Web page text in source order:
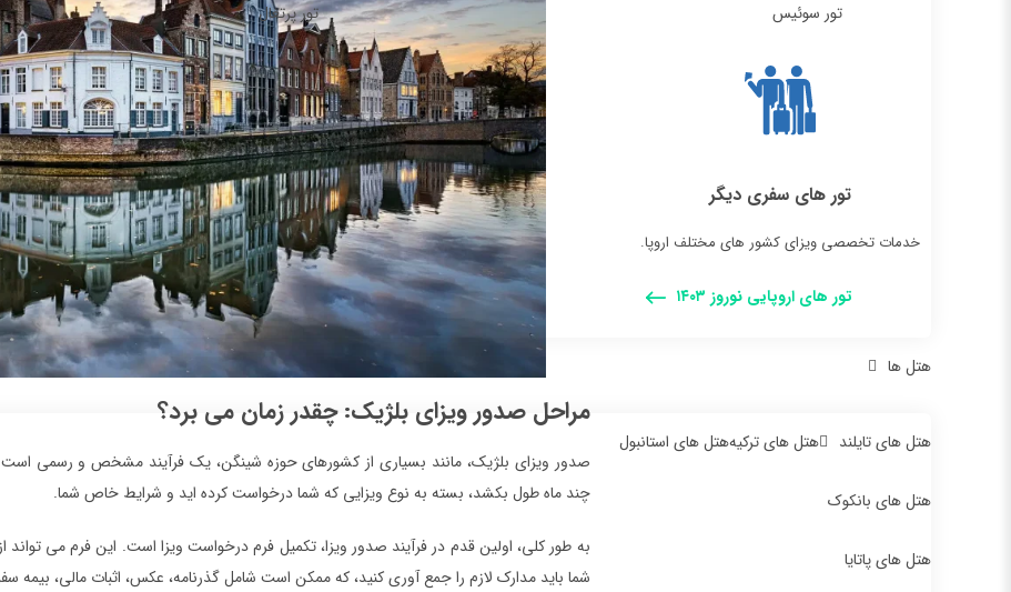
تور سوئیس تور پرتغال
تور های سفری دیگر
خدمات تخصصی ویزای کشور های مختلف اروپا.
تور های اروپایی نوروز ۱۴۰۳
هتل ها
هتل های تایلند
هتل های بانکوک
هتل های پاتایا
هتل های ترکیههتل های استانبول
مراحل صدور ویزای بلژیک: چقدر زمان می برد؟
صدور ویزای بلژیک، مانند بسیاری از کشورهای حوزه شینگن، یک فرآیند مشخص و رسمی است
چند ماه طول بکشد، بسته به نوع ویزایی که شما درخواست کرده اید و شرایط خاص شما.
به طور کلی، اولین قدم در فرآیند صدور ویزا، تکمیل فرم درخواست ویزا است. این فرم می
شما باید مدارک لازم را جمع آوری کنید، که ممکن است شامل گذرنامه، عکس، اثبات مالی، بیمه